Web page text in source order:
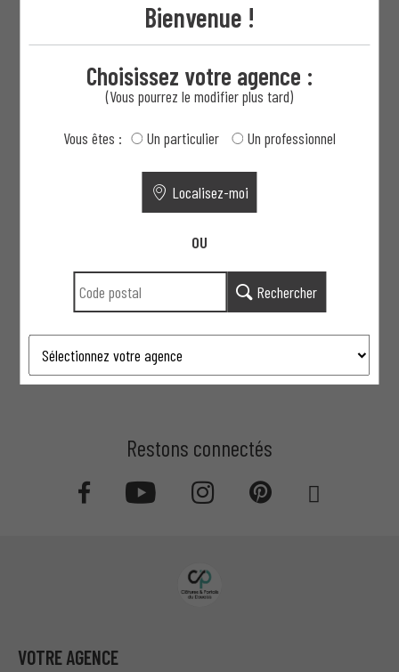
2
Fabrication
dans nos ateliers
3
par nos experts
Restons connectés
VOTRE AGENCE
Bienvenue !
Choisissez votre agence :
(Vous pourrez le modifier plus tard)
Vous êtes : Un particulier Un professionnel
Localisez-moi
OU
Rechercher